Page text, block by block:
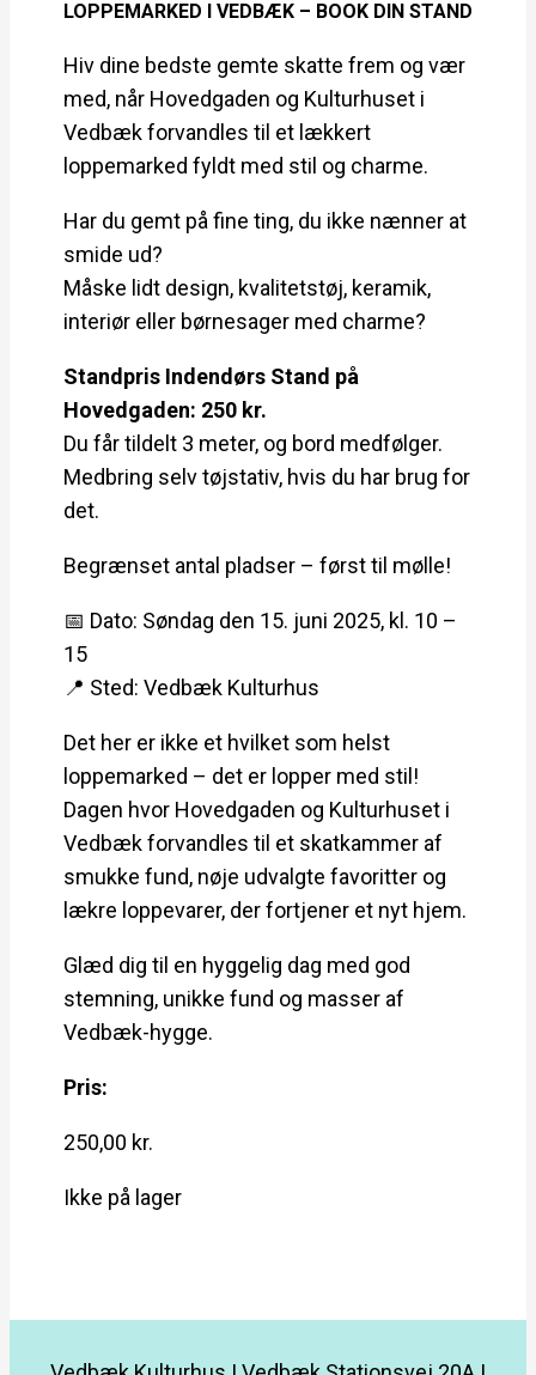
LOPPEMARKED I VEDBÆK – BOOK DIN STAND
Hiv dine bedste gemte skatte frem og vær
med, når Hovedgaden og Kulturhuset i
Vedbæk forvandles til et lækkert
loppemarked fyldt med stil og charme.
Har du gemt på fine ting, du ikke nænner at
smide ud?
Måske lidt design, kvalitetstøj, keramik,
interiør eller børnesager med charme?
Standpris Indendørs Stand på
Hovedgaden: 250 kr.
Du får tildelt 3 meter, og bord medfølger.
Medbring selv tøjstativ, hvis du har brug for
det.
Begrænset antal pladser – først til mølle!
📅 Dato: Søndag den 15. juni 2025, kl. 10 –
15
📍 Sted: Vedbæk Kulturhus
Det her er ikke et hvilket som helst
loppemarked – det er lopper med stil!
Dagen hvor Hovedgaden og Kulturhuset i
Vedbæk forvandles til et skatkammer af
smukke fund, nøje udvalgte favoritter og
lækre loppevarer, der fortjener et nyt hjem.
Glæd dig til en hyggelig dag med god
stemning, unikke fund og masser af
Vedbæk-hygge.
Pris:
250,00 kr.
Ikke på lager